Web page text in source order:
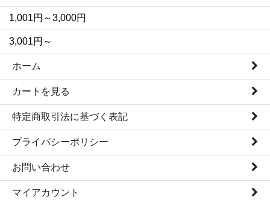
1,001円～3,000円
3,001円～
ホーム
カートを見る
特定商取引法に基づく表記
プライバシーポリシー
お問い合わせ
マイアカウント